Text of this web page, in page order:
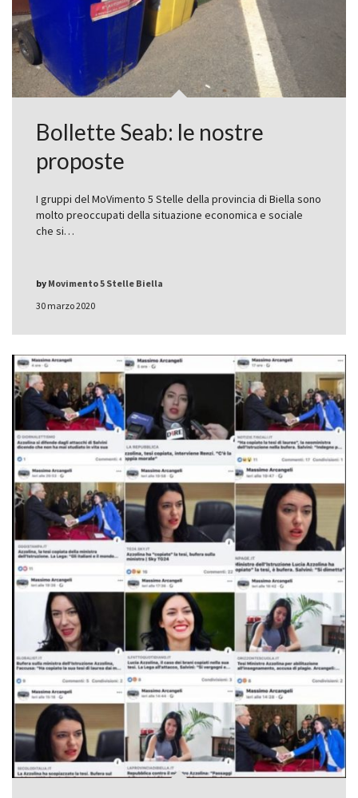
Bollette Seab: le nostre
proposte
I gruppi del MoVimento 5 Stelle della provincia di Biella sono
molto preoccupati della situazione economica e sociale
che si…
30 marzo 2020
by Movimento 5 Stelle Biella